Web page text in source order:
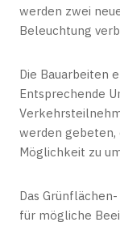
werden zwei
Beleuchtung
Die Bauarbeiten
Entsprechende
werden
Möglichkeit zu
Das
für mögliche